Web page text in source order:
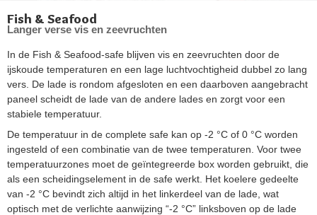
Fish & Seafood
Langer verse vis en zeevruchten
In de Fish & Seafood-safe blijven vis en zeevruchten door de
ijskoude temperaturen en een lage luchtvochtigheid dubbel zo lang
vers. De lade is rondom afgesloten en een daarboven aangebracht
paneel scheidt de lade van de andere lades en zorgt voor een
stabiele temperatuur.
De temperatuur in de complete safe kan op -2 °C of 0 °C worden
ingesteld of een combinatie van de twee temperaturen. Voor twee
temperatuurzones moet de geïntegreerde box worden gebruikt, die
als een scheidingselement in de safe werkt. Het koelere gedeelte
van -2 °C bevindt zich altijd in het linkerdeel van de lade, wat
optisch met de verlichte aanwijzing “-2 °C” linksboven op de lade